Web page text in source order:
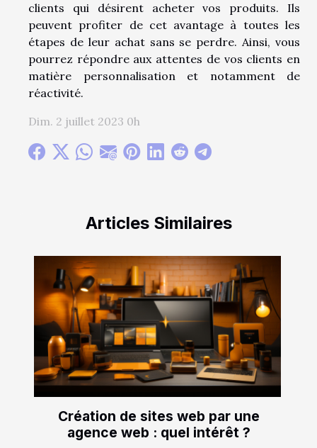
Articles Similaires
Création de sites web par une
agence web : quel intérêt ?
clients qui désirent acheter vos produits. Ils
peuvent profiter de cet avantage à toutes les
étapes de leur achat sans se perdre. Ainsi, vous
pourrez répondre aux attentes de vos clients en
matière personnalisation et notamment de
réactivité.
Dim. 2 juillet 2023 0h